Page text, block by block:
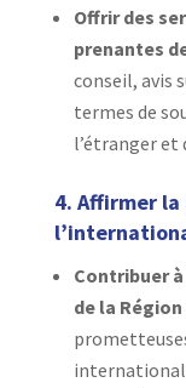
Offrir des
prenantes
conseil, avis
termes de
l’étranger et
4. Affirmer la
Contribuer
de la Région